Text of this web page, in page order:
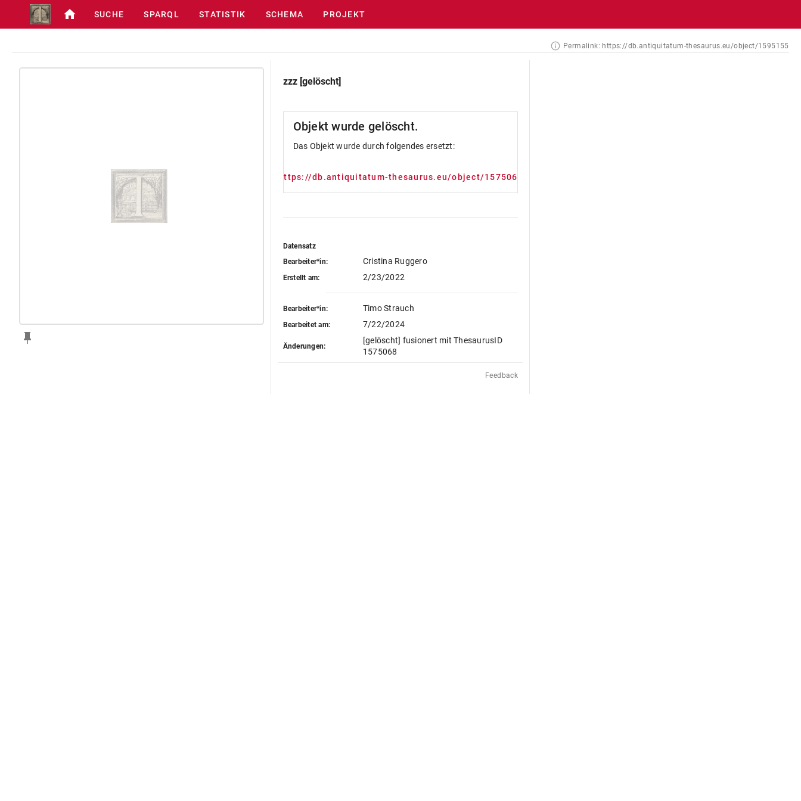
SUCHE SPARQL STATISTIK SCHEMA PROJEKT
Permalink: https://db.antiquitatum-thesaurus.eu/object/1595155
zzz [gelöscht]
Objekt wurde gelöscht.
Das Objekt wurde durch folgendes ersetzt:
https://db.antiquitatum-thesaurus.eu/object/1575068
Datensatz
Bearbeiter*in:
Cristina Ruggero
Erstellt am: 2/23/2022
Bearbeiter*in: Timo Strauch
Bearbeitet am: 7/22/2024
Änderungen:
[gelöscht] fusionert mit ThesaurusID
1575068
Feedback